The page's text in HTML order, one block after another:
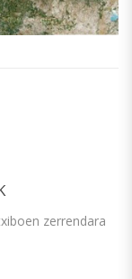
zerrendara